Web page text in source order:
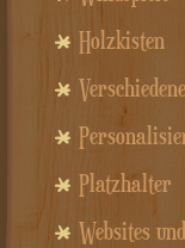
Holzkisten
Platzhalter
Websites